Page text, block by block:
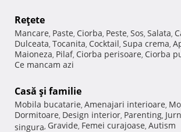
Reţete
Mancare, Paste, Ciorba, Peste, Sos, Salata,
Dulceata, Tocanita, Cocktail, Supa crema,
Maioneza, Pilaf, Ciorba perisoare, Ciorba
Ce mancam azi
Casă şi familie
Mobila bucatarie, Amenajari interioare,
Dormitoare, Design interior, Parenting,
singura, Gravide, Femei curajoase, Autism